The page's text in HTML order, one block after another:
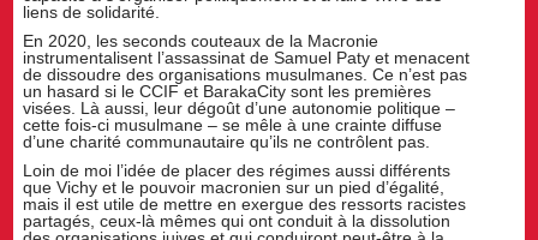
liens de solidarité.
En 2020, les seconds couteaux de la Macronie
instrumentalisent l’assassinat de Samuel Paty et menacent
de dissoudre des organisations musulmanes. Ce n’est pas
un hasard si le CCIF et BarakaCity sont les premières
visées. Là aussi, leur dégoût d’une autonomie politique –
cette fois-ci musulmane – se mêle à une crainte diffuse
d’une charité communautaire qu’ils ne contrôlent pas.
Loin de moi l’idée de placer des régimes aussi différents
que Vichy et le pouvoir macronien sur un pied d’égalité,
mais il est utile de mettre en exergue des ressorts racistes
partagés, ceux-là mêmes qui ont conduit à la dissolution